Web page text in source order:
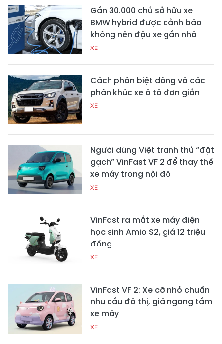
Gần 30.000 chủ sở hữu xe
BMW hybrid được cảnh báo
không nên đậu xe gần nhà
XE
Cách phân biệt dòng và các
phân khúc xe ô tô đơn giản
XE
Người dùng Việt tranh thủ “đặt
gạch” VinFast VF 2 để thay thế
xe máy trong nội đô
XE
VinFast ra mắt xe máy điện
học sinh Amio S2, giá 12 triệu
đồng
XE
VinFast VF 2: Xe cỡ nhỏ chuẩn
nhu cầu đô thị, giá ngang tầm
xe máy
XE